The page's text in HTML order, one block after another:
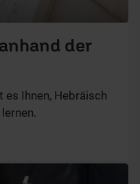
der
Ihnen, Hebräisch